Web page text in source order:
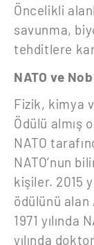
Öncelikli
savunma,
tehditlere
NATO ve
Fizik, kimya
Ödülü almış
NATO
NATO’nun
kişiler. 2015
ödülünü alan
1971 yılında
yılında